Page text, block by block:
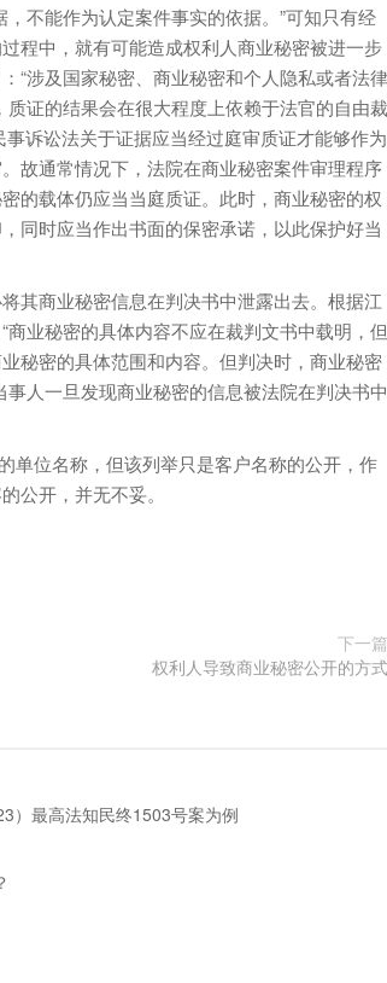
不能作为认定案件事实的依据。”可知只有经
程中，就有可能造成权利人商业秘密被进一步
“涉及国家秘密、商业秘密和个人隐私或者法律
证的结果会在很大程度上依赖于法官的自由裁
诉讼法关于证据应当经过庭审质证才能够作为
故通常情况下，法院在商业秘密案件审理程序
的载体仍应当当庭质证。此时，商业秘密的权
同时应当作出书面的保密承诺，以此保护好当
商业秘密信息在判决书中泄露出去。根据江
业秘密的具体内容不应在裁判文书中载明，但
秘密的具体范围和内容。但判决时，商业秘密
人一旦发现商业秘密的信息被法院在判决书中
位名称，但该列举只是客户名称的公开，作
公开，并无不妥。
下一篇
权利人导致商业秘密公开的方式
）最高法知民终1503号案为例